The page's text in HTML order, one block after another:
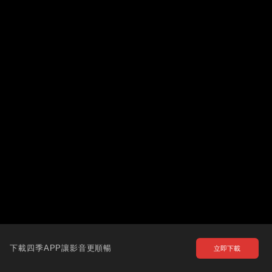
下載四季APP讓影音更順暢 立即下載